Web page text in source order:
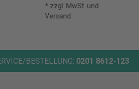
* zzgl. MwSt. und
Versand
BESTELLUNG: 0201 8612-123